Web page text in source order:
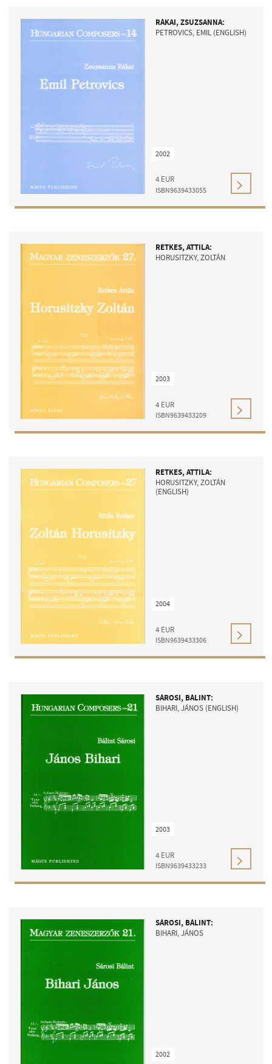
RÁKAI, ZSUZSANNA:
PETROVICS, EMIL (ENGLISH)
4 EUR
ISBN9639433055
2002
RETKES, ATTILA:
HORUSITZKY, ZOLTÁN
4 EUR
ISBN9639433209
2003
RETKES, ATTILA:
HORUSITZKY, ZOLTÁN
(ENGLISH)
4 EUR
ISBN9639433306
2004
SÁROSI, BÁLINT:
BIHARI, JÁNOS (ENGLISH)
4 EUR
ISBN9639433233
2003
SÁROSI, BÁLINT:
BIHARI, JÁNOS
2002